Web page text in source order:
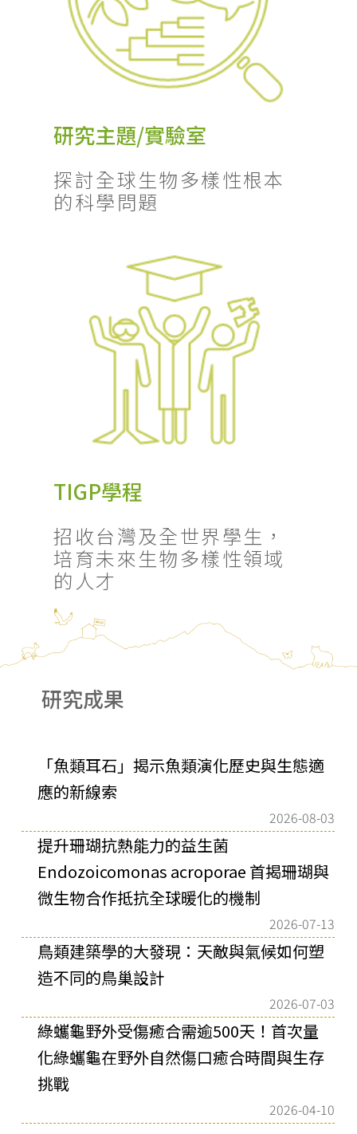
研究主題/實驗室
探討全球生物多樣性根本
的科學問題
TIGP學程
招收台灣及全世界學生，
培育未來生物多樣性領域
的人才
研究成果
「魚類耳石」揭示魚類演化歷史與生態適
應的新線索
2026-08-03
提升珊瑚抗熱能力的益生菌
Endozoicomonas acroporae 首揭珊瑚與
微生物合作抵抗全球暖化的機制
2026-07-13
鳥類建築學的大發現：天敵與氣候如何塑
造不同的鳥巢設計
2026-07-03
綠蠵龜野外受傷癒合需逾500天！首次量
化綠蠵龜在野外自然傷口癒合時間與生存
挑戰
2026-04-10